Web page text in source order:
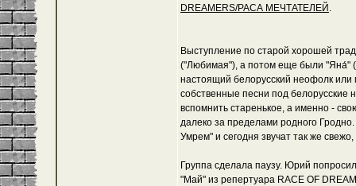
DREAMERS/РАСА МЕЧТАТЕЛЕЙ .
Выступление по старой хорошей
("Любимая"), а потом еще были "Яна́"
настоящий белорусский неофолк
собственные песни под
вспомнить старенькое, а именно -
далеко за пределами родного
Умрем" и сегодня звучат так же
Группа сделала паузу. Юрий
"Май" из репертуара RACE OF